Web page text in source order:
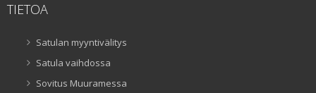
TIETOA
Satulan myyntivälitys
Satula vaihdossa
Sovitus Muuramessa